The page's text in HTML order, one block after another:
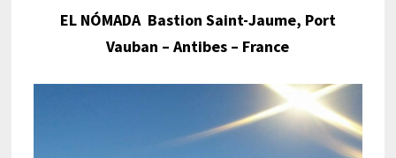
EL NÓMADA Bastion Saint-Jaume, Port
Vauban – Antibes – France